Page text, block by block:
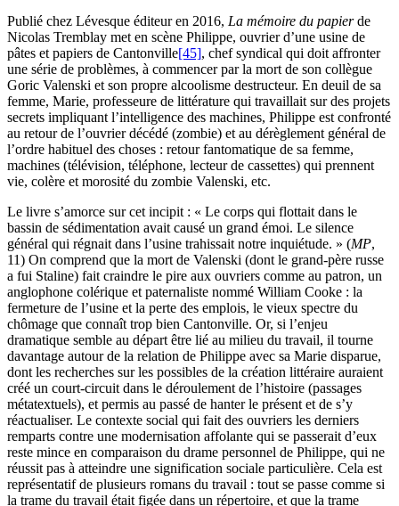
Publié chez Lévesque éditeur en 2016, La mémoire du papierde
Nicolas Tremblay met en scène Philippe, ouvrier d’une usine de
pâtes et papiers de Cantonville[45], chef syndical qui doit affronter
une série de problèmes, à commencer par la mort de son collègue
Goric Valenski et son propre alcoolisme destructeur. En deuil de sa
femme, Marie, professeure de littérature qui travaillait sur des projets
secrets impliquant l’intelligence des machines, Philippe est confronté
au retour de l’ouvrier décédé (zombie) et au dérèglement général de
l’ordre habituel des choses : retour fantomatique de sa femme,
machines (télévision, téléphone, lecteur de cassettes) qui prennent
vie, colère et morosité du zombie Valenski, etc.
Le livre s’amorce sur cet incipit : « Le corps qui flottait dans le
bassin de sédimentation avait causé un grand émoi. Le silence
général qui régnait dans l’usine trahissait notre inquiétude. » (MP,
11) On comprend que la mort de Valenski (dont le grand-père russe
a fui Staline) fait craindre le pire aux ouvriers comme au patron, un
anglophone colérique et paternaliste nommé William Cooke : la
fermeture de l’usine et la perte des emplois, le vieux spectre du
chômage que connaît trop bien Cantonville. Or, si l’enjeu
dramatique semble au départ être lié au milieu du travail, il tourne
davantage autour de la relation de Philippe avec sa Marie disparue,
dont les recherches sur les possibles de la création littéraire auraient
créé un court-circuit dans le déroulement de l’histoire (passages
métatextuels), et permis au passé de hanter le présent et de s’y
réactualiser. Le contexte social qui fait des ouvriers les derniers
remparts contre une modernisation affolante qui se passerait d’eux
reste mince en comparaison du drame personnel de Philippe, qui ne
réussit pas à atteindre une signification sociale particulière. Cela est
représentatif de plusieurs romans du travail : tout se passe comme si
la trame du travail était figée dans un répertoire, et que la trame